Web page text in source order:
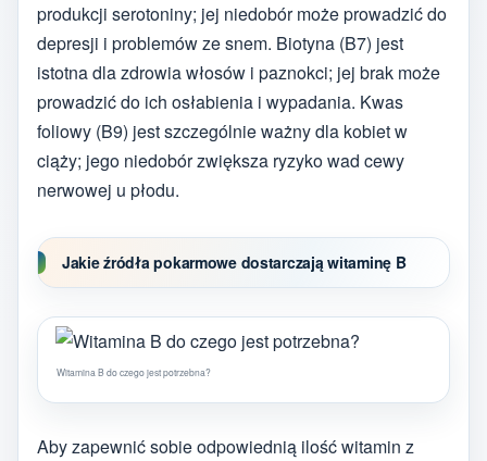
produkcji serotoniny; jej niedobór może prowadzić do
depresji i problemów ze snem. Biotyna (B7) jest
istotna dla zdrowia włosów i paznokci; jej brak może
prowadzić do ich osłabienia i wypadania. Kwas
foliowy (B9) jest szczególnie ważny dla kobiet w
ciąży; jego niedobór zwiększa ryzyko wad cewy
nerwowej u płodu.
Jakie źródła pokarmowe dostarczają witaminę B
Witamina B do czego jest potrzebna?
Aby zapewnić sobie odpowiednią ilość witamin z